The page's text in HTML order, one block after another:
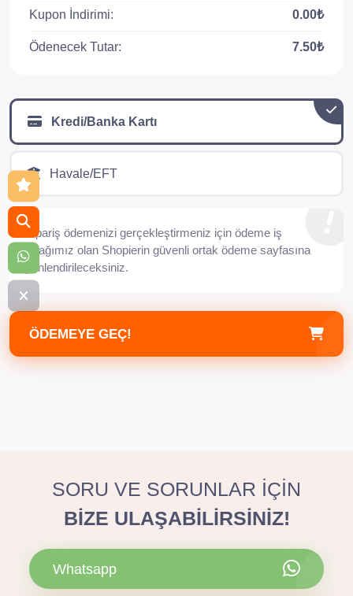
Kupon İndirimi: 0.00₺
Ödenecek Tutar: 7.50₺
Kredi/Banka Kartı
Havale/EFT
Sipariş ödemenizi gerçekleştirmeniz için ödeme iş
ortağımız olan Shopierin güvenli ortak ödeme sayfasına
yönlendirileceksiniz.
ÖDEMEYE GEÇ!
SORU VE SORUNLAR İÇİN
BİZE ULAŞABİLİRSİNİZ!
Whatsapp